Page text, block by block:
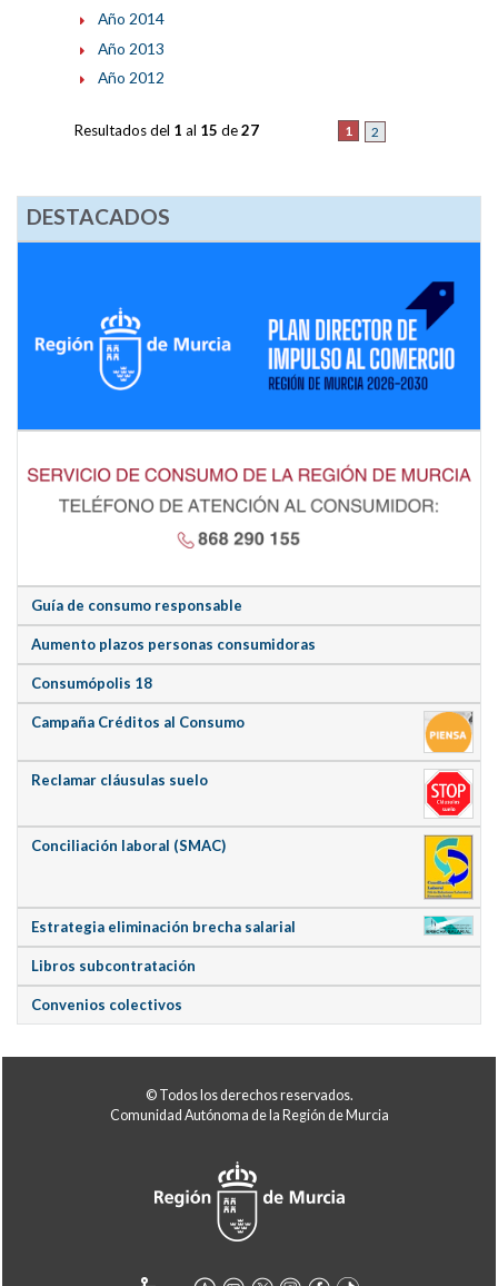
Año 2014
Año 2013
Año 2012
1 2
Resultados del 1 al 15 de27
DESTACADOS
Guía de consumo responsable
Aumento plazos personas consumidoras
Consumópolis 18
Campaña Créditos al Consumo
Reclamar cláusulas suelo
Conciliación laboral (SMAC)
Estrategia eliminación brecha salarial
Libros subcontratación
Convenios colectivos
© Todos los derechos reservados.
Comunidad Autónoma de la Región de Murcia